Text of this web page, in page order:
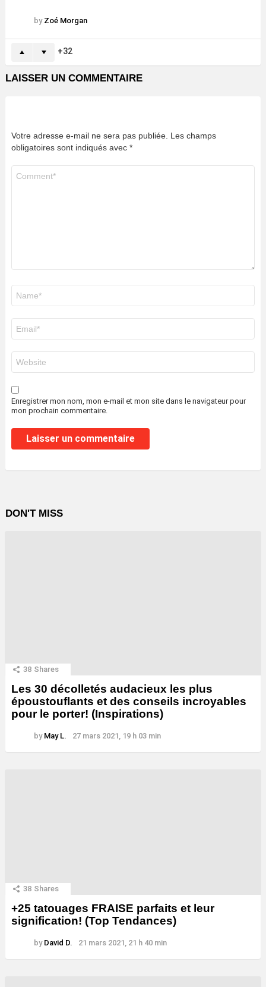
by Zoé Morgan
32
LAISSER UN COMMENTAIRE
Votre adresse e-mail ne sera pas publiée. Les champs
obligatoires sont indiqués avec *
mail
*
web
Enregistrer mon nom, mon e-mail et mon site dans le navigateur pour
mon prochain commentaire.
DON'T MISS
38 Shares
Les 30 décolletés audacieux les plus
époustouflants et des conseils incroyables
pour le porter! (Inspirations)
by May L. 27 mars 2021, 19 h 03 min
38 Shares
+25 tatouages ​​FRAISE parfaits et leur
signification! (Top Tendances)
by David D. 21 mars 2021, 21 h 40 min